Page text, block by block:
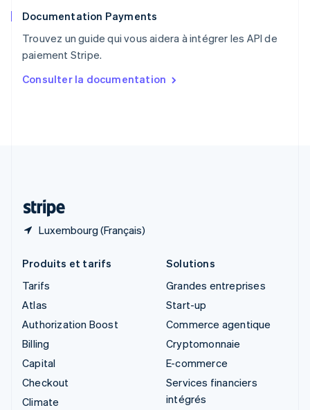
Documentation Payments
Trouvez un guide qui vous aidera à intégrer les API de
paiement Stripe.
Consulter la documentation
Luxembourg (Français)
Royaume-Uni
Singapour
English 简体中文
English
Produits et tarifs
Tarifs
Atlas
Authorization Boost
Billing
Capital
Checkout
Climate
Solutions
Grandes entreprises
Start-up
Commerce agentique
Cryptomonnaie
E-commerce
Services financiers
intégrés